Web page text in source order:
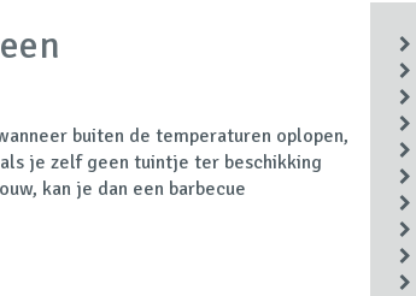
buiten de temperaturen oplopen,
je zelf geen tuintje ter beschikking
kan je dan een barbecue